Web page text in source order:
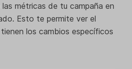
métricas de tu campaña en
Esto te permite ver el
los cambios específicos